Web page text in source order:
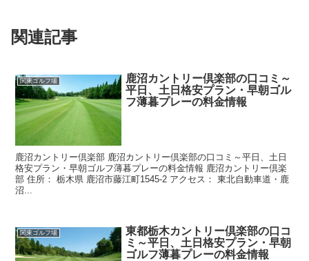
関連記事
関東ゴルフ場
鹿沼カントリー倶楽部の口コミ～
平日、土日格安プラン・早朝ゴル
フ薄暮プレーの料金情報
鹿沼カントリー倶楽部 鹿沼カントリー倶楽部の口コミ～平日、土日
格安プラン・早朝ゴルフ薄暮プレーの料金情報 鹿沼カントリー倶楽
部 住所： 栃木県 鹿沼市藤江町1545-2 アクセス： 東北自動車道・鹿
沼...
関東ゴルフ場
東都栃木カントリー倶楽部の口コ
ミ～平日、土日格安プラン・早朝
ゴルフ薄暮プレーの料金情報